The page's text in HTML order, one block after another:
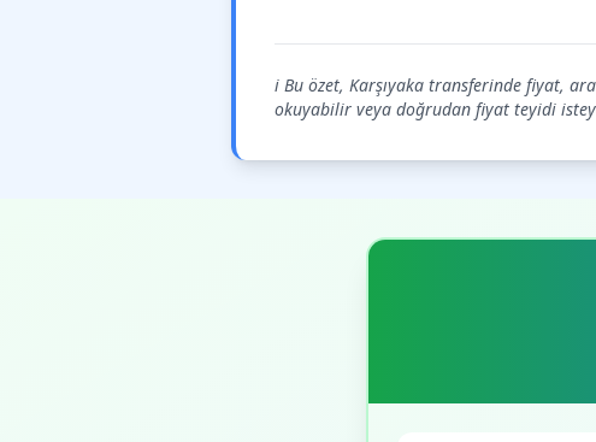
ℹ️ Bu özet, Karşıyaka transferinde fiyat,
okuyabilir veya doğrudan fiyat teyidi